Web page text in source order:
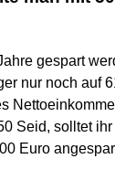
gespart
nur noch auf
Seid, solltet
Euro